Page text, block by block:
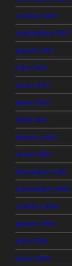
octubre 2007
septiembre 2007
agosto 2007
julio 2007
junio 2007
mayo 2007
abril 2007
febrero 2007
enero 2007
diciembre 2006
noviembre 2006
octubre 2006
agosto 2006
julio 2006
junio 2006